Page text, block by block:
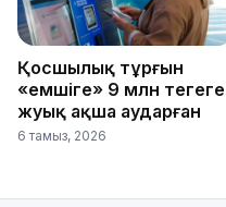
Қосшылық тұрғын
«емшіге» 9 млн теңгеге
жуық ақша аударған
6 тамыз, 2026